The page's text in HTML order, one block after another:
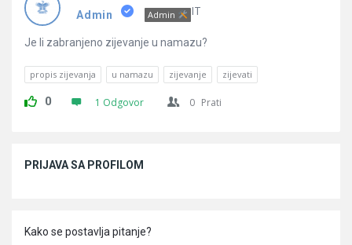
Pitanja
Admin Admin IT
Je li zabranjeno zijevanje u namazu?
propis zijevanja u namazu zijevanje zijevati
0 1 Odgovor 0 Prati
PRIJAVA SA PROFILOM
Kako se postavlja pitanje?